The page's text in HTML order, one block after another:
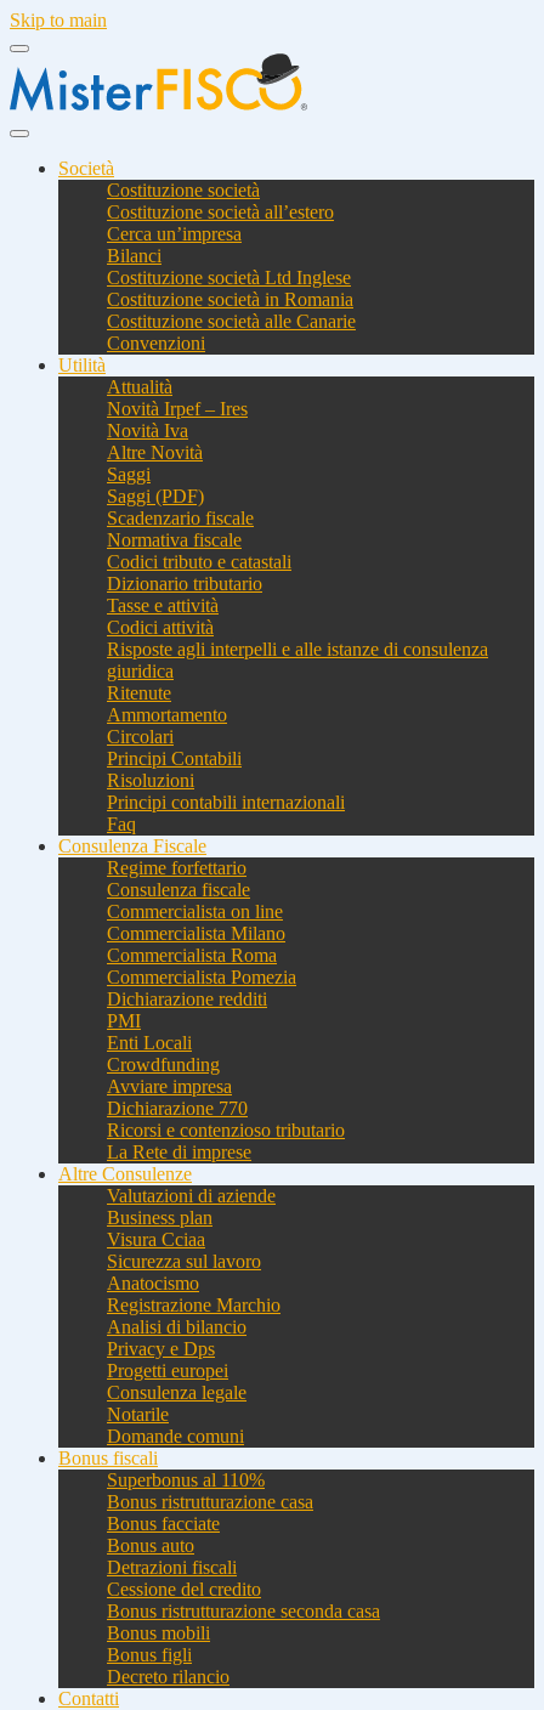
Skip to main
Società
Costituzione società
Costituzione società all’estero
Cerca un’impresa
Bilanci
Costituzione società Ltd Inglese
Costituzione società in Romania
Costituzione società alle Canarie
Convenzioni
Utilità
Attualità
Novità Irpef – Ires
Novità Iva
Altre Novità
Saggi
Saggi (PDF)
Scadenzario fiscale
Normativa fiscale
Codici tributo e catastali
Dizionario tributario
Tasse e attività
Codici attività
Risposte agli interpelli e alle istanze di consulenza
giuridica
Ritenute
Ammortamento
Circolari
Principi Contabili
Risoluzioni
Principi contabili internazionali
Faq
Consulenza Fiscale
Regime forfettario
Consulenza fiscale
Commercialista on line
Commercialista Milano
Commercialista Roma
Commercialista Pomezia
Dichiarazione redditi
PMI
Enti Locali
Crowdfunding
Avviare impresa
Dichiarazione 770
Ricorsi e contenzioso tributario
La Rete di imprese
Altre Consulenze
Valutazioni di aziende
Business plan
Visura Cciaa
Sicurezza sul lavoro
Anatocismo
Registrazione Marchio
Analisi di bilancio
Privacy e Dps
Progetti europei
Consulenza legale
Notarile
Domande comuni
Bonus fiscali
Superbonus al 110%
Bonus ristrutturazione casa
Bonus facciate
Bonus auto
Detrazioni fiscali
Cessione del credito
Bonus ristrutturazione seconda casa
Bonus mobili
Bonus figli
Decreto rilancio
Contatti